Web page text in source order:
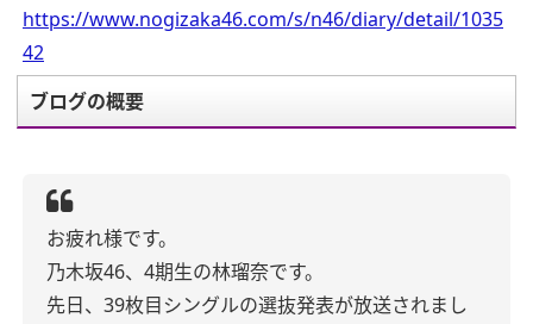
https://www.nogizaka46.com/s/n46/diary/detail/1035
42
ブログの概要
お疲れ様です。
乃木坂46、4期生の林瑠奈です。
先日、39枚目シングルの選抜発表が放送されまし